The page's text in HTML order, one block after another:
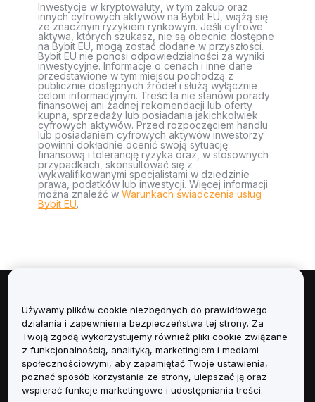
Inwestycje w kryptowaluty, w tym zakup oraz
innych cyfrowych aktywów na Bybit EU, wiążą się
ze znacznym ryzykiem rynkowym. Jeśli cyfrowe
aktywa, których szukasz, nie są obecnie dostępne
na Bybit EU, mogą zostać dodane w przyszłości.
Bybit EU nie ponosi odpowiedzialności za wyniki
inwestycyjne. Informacje o cenach i inne dane
przedstawione w tym miejscu pochodzą z
publicznie dostępnych źródeł i służą wyłącznie
celom informacyjnym. Treść ta nie stanowi porady
finansowej ani żadnej rekomendacji lub oferty
kupna, sprzedaży lub posiadania jakichkolwiek
cyfrowych aktywów. Przed rozpoczęciem handlu
lub posiadaniem cyfrowych aktywów inwestorzy
powinni dokładnie ocenić swoją sytuację
finansową i tolerancję ryzyka oraz, w stosownych
przypadkach, skonsultować się z
wykwalifikowanymi specjalistami w dziedzinie
prawa, podatków lub inwestycji. Więcej informacji
można znaleźć w Warunkach świadczenia usług
Bybit EU.
Informacje
Usługi
Obsługa Klienta
Używamy plików cookie niezbędnych do prawidłowego
działania i zapewnienia bezpieczeństwa tej strony. Za
Twoją zgodą wykorzystujemy również pliki cookie związane
z funkcjonalnością, analityką, marketingiem i mediami
społecznościowymi, aby zapamiętać Twoje ustawienia,
poznać sposób korzystania ze strony, ulepszać ją oraz
wspierać funkcje marketingowe i udostępniania treści.